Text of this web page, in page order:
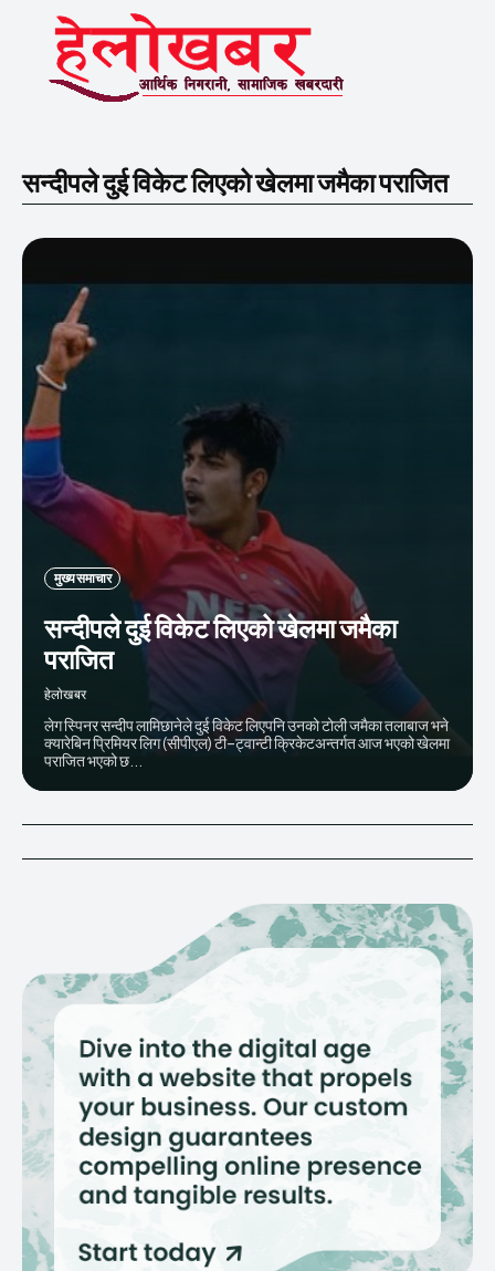
सन्दीपले दुई विकेट लिएको खेलमा जमैका पराजित
मुख्य समाचार
सन्दीपले दुई विकेट लिएको खेलमा जमैका
पराजित
हेलाेखबर
लेग स्पिनर सन्दीप लामिछानेले दुई विकेट लिएपनि उनको टोली जमैका तलाबाज भने
क्यारेबिन प्रिमियर लिग (सीपीएल) टी–ट्वान्टी क्रिकेटअन्तर्गत आज भएको खेलमा
पराजित भएको छ...